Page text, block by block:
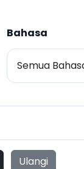
Bahasa
Ulangi